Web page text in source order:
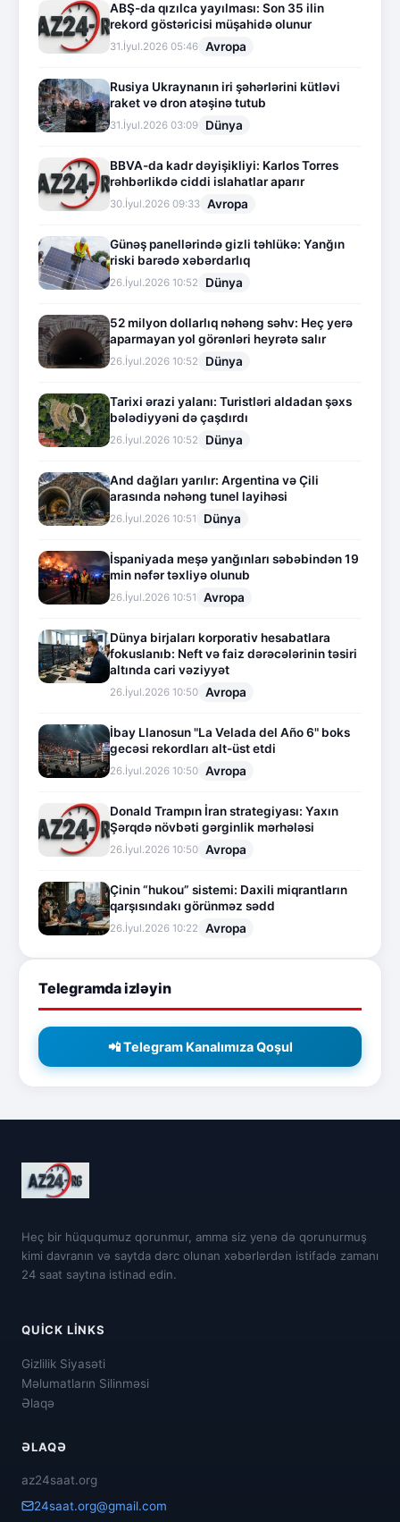
ABŞ-da qızılca yayılması: Son 35 ilin
rekord göstəricisi müşahidə olunur
31.İyul.2026 05:46 Avropa
Rusiya Ukraynanın iri şəhərlərini kütləvi
raket və dron atəşinə tutub
31.İyul.2026 03:09 Dünya
BBVA-da kadr dəyişikliyi: Karlos Torres
rəhbərlikdə ciddi islahatlar aparır
30.İyul.2026 09:33 Avropa
Günəş panellərində gizli təhlükə: Yanğın
riski barədə xəbərdarlıq
26.İyul.2026 10:52 Dünya
52 milyon dollarlıq nəhəng səhv: Heç yerə
aparmayan yol görənləri heyrətə salır
26.İyul.2026 10:52 Dünya
Tarixi ərazi yalanı: Turistləri aldadan şəxs
bələdiyyəni də çaşdırdı
26.İyul.2026 10:52 Dünya
And dağları yarılır: Argentina və Çili
arasında nəhəng tunel layihəsi
26.İyul.2026 10:51 Dünya
İspaniyada meşə yanğınları səbəbindən 19
min nəfər təxliyə olunub
26.İyul.2026 10:51 Avropa
Dünya birjaları korporativ hesabatlara
fokuslanıb: Neft və faiz dərəcələrinin təsiri
altında cari vəziyyət
26.İyul.2026 10:50 Avropa
İbay Llanosun "La Velada del Año 6" boks
gecəsi rekordları alt-üst etdi
26.İyul.2026 10:50 Avropa
Donald Trampın İran strategiyası: Yaxın
Şərqdə növbəti gərginlik mərhələsi
26.İyul.2026 10:50 Avropa
Çinin “hukou” sistemi: Daxili miqrantların
qarşısındakı görünməz sədd
26.İyul.2026 10:22 Avropa
Telegramda izləyin
📲 Telegram Kanalımıza Qoşul
Heç bir hüququmuz qorunmur, amma siz yenə də qorunurmuş
kimi davranın və saytda dərc olunan xəbərlərdən istifadə zamanı
24 saat saytına istinad edin.
QUICK LINKS
Gizlilik Siyasəti
Məlumatların Silinməsi
Əlaqə
ƏLAQƏ
az24saat.org
24saat.org@gmail.com